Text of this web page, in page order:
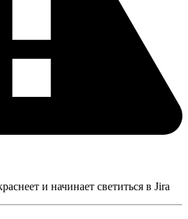
и начинает светиться в Jira